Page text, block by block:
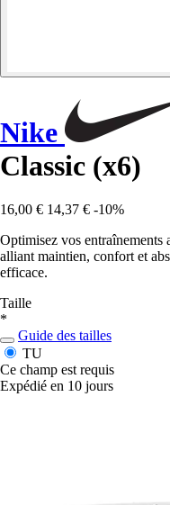
Nike
Classic (x6)
16,00 € 14,37 € -10%
Optimisez vos entraînements
alliant maintien, confort et
efficace.
Taille
*
Guide des tailles
TU
Ce champ est requis
Expédié en 10 jours